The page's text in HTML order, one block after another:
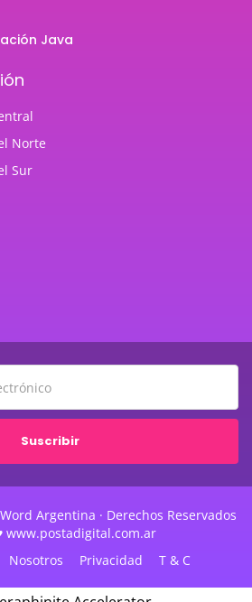
Java
Norte
Sur
Suscribir
Argentina · Derechos Reservados
www.postadigital.com.ar
Nosotros Privacidad T & C